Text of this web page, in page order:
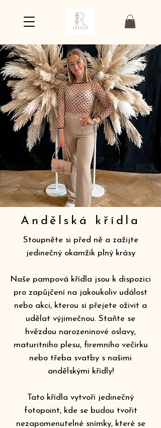
Andělská křídla
Stoupněte si před ně a zažijte
jedinečný okamžik plný krásy
Naše pampová křídla jsou k dispozici
pro zapůjčení na jakoukoliv událost
nebo akci, kterou si přejete oživit a
udělat výjimečnou. Staňte se
hvězdou narozeninové oslavy,
maturitního plesu, firemního večírku
nebo třeba svatby s našimi
andělskými křídly!
Tato křídla vytvoří jedinečný
fotopoint, kde se budou tvořit
nezapomenutelné snímky, které se